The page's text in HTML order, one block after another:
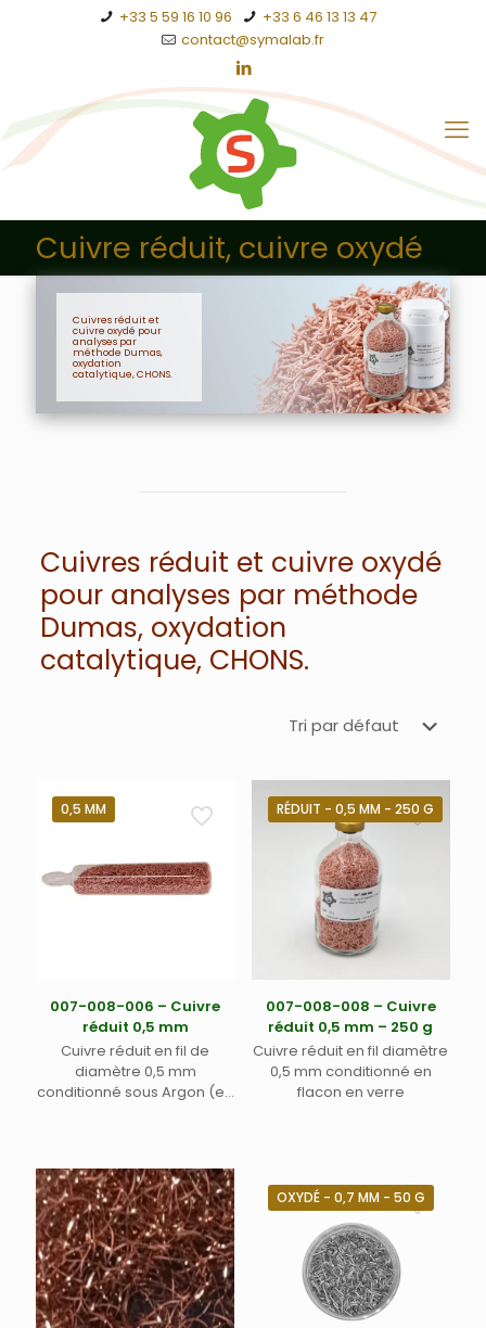
+33 5 59 16 10 96
+33 6 46 13 13 47
contact@symalab.fr
Cuivre réduit, cuivre oxydé
Cuivres réduit et
cuivre oxydé pour
analyses par
méthode Dumas,
oxydation
catalytique, CHONS.
Cuivres réduit et cuivre oxydé
pour analyses par méthode
Dumas, oxydation
catalytique, CHONS.
0,5 MM
007-008-006 – Cuivre
réduit 0,5 mm
Cuivre réduit en fil de
diamètre 0,5 mm
conditionné sous Argon (en
RÉDUIT - 0,5 MM - 250 G
007-008-008 – Cuivre
réduit 0,5 mm – 250 g
Cuivre réduit en fil diamètre
0,5 mm conditionné en
flacon en verre
OXYDÉ - 0,7 MM - 50 G